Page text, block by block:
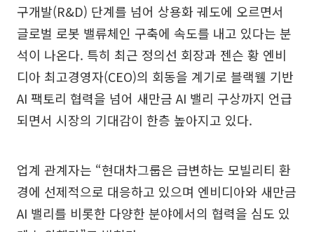
구개발(R&D) 단계를 넘어 상용화 궤도에 오르면서
글로벌 로봇 밸류체인 구축에 속도를 내고 있다는 분
석이 나온다. 특히 최근 정의선 회장과 젠슨 황 엔비
디아 최고경영자(CEO)의 회동을 계기로 블랙웰 기반
AI 팩토리 협력을 넘어 새만금 AI 밸리 구상까지 언급
되면서 시장의 기대감이 한층 높아지고 있다.
업계 관계자는 “현대차그룹은 급변하는 모빌리티 환
경에 선제적으로 대응하고 있으며 엔비디아와 새만금
AI 밸리를 비롯한 다양한 분야에서의 협력을 심도 있